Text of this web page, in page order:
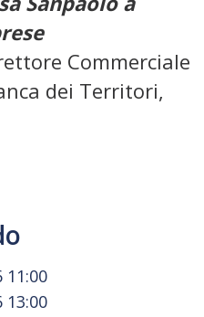
Commerciale
dei Territori,
11:00
13:00